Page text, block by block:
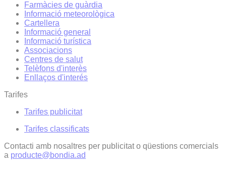
Farmàcies de guàrdia
Informació meteorològica
Cartellera
Informació general
Informació turística
Associacions
Centres de salut
Telèfons d'interès
Enllaços d'interés
Tarifes
Tarifes publicitat
Tarifes classificats
Contacti amb nosaltres per publicitat o qüestions comercials
a producte@bondia.ad